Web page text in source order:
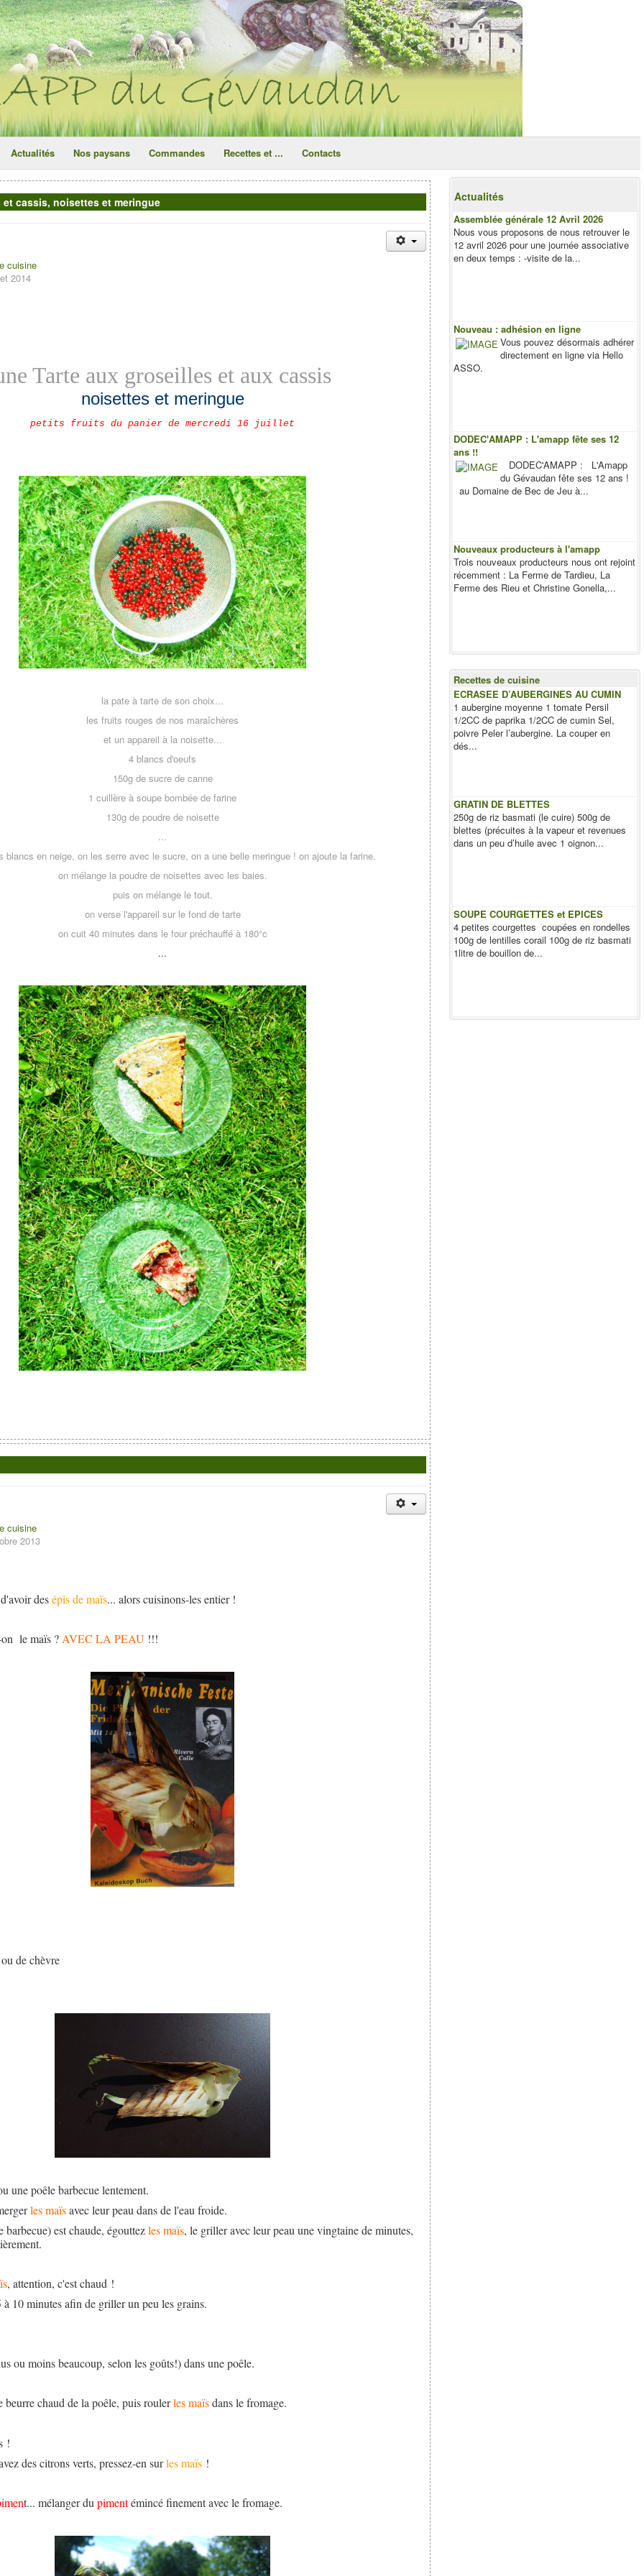
ce site utilise des cookies
Actualités Nos paysans Commandes Recettes et ... Contacts
cassis, noisettes et meringue
cuisine
2014
Tarte aux groseilles et aux cassis
noisettes et meringue
petits fruits du panier de mercredi 16 juillet
la pate à tarte de son choix...
les fruits rouges de nos maraîchères
et un appareil à la noisette...
4 blancs d'oeufs
150g de sucre de canne
1 cuillère à soupe bombée de farine
130g de poudre de noisette
...
blancs en neige, on les serre avec le sucre, on a une belle meringue ! on ajoute la farine.
on mélange la poudre de noisettes avec les baies.
puis on mélange le tout.
on verse l'appareil sur le fond de tarte
on cuit 40 minutes dans le four préchauffé à 180°c
...
cuisine
2013
desépis de maïs... alors cuisinons-les entier !
le maïs ? AVEC LA PEAU !!!
de chèvre
une poêle barbecue lentement.
les maïsavec leur peau dans de l'eau froide.
barbecue) est chaude, égouttezles maïs, le griller avec leur peau une vingtaine de minutes,
, attention, c'est chaud !
10 minutes afin de griller un peu les grains.
ou moins beaucoup, selon les goûts!) dans une poêle.
beurre chaud de la poêle, puis roulerles maïsdans le fromage.
!
des citrons verts, pressez-en surles maïs !
t... mélanger dupimentémincé finement avec le fromage.
Actualités
Assemblée générale 12 Avril 2026
Nous vous proposons de nous retrouver le
12 avril 2026 pour une journée associative
en deux temps : -visite de la...
Nouveau : adhésion en ligne
Vous pouvez désormais adhérer
directement en ligne via Hello
ASSO.
DODEC'AMAPP : L'amapp fête ses 12
ans !!
DODEC'AMAPP : L'Amapp
du Gévaudan fête ses 12 ans !
au Domaine de Bec de Jeu à...
Nouveaux producteurs à l'amapp
Trois nouveaux producteurs nous ont rejoint
récemment : La Ferme de Tardieu, La
Ferme des Rieu et Christine Gonella,...
Recettes de cuisine
ECRASEE D’AUBERGINES AU CUMIN
1 aubergine moyenne 1 tomate Persil
1/2CC de paprika 1/2CC de cumin Sel,
poivre Peler l’aubergine. La couper en
dés...
GRATIN DE BLETTES
250g de riz basmati (le cuire) 500g de
blettes (précuites à la vapeur et revenues
dans un peu d’huile avec 1 oignon...
SOUPE COURGETTES et EPICES
4 petites courgettes coupées en rondelles
100g de lentilles corail 100g de riz basmati
1litre de bouillon de...